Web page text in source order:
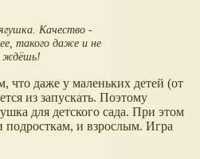
Качество -
такого даже и не
ждёшь!
что даже у маленьких детей (от
из запускать. Поэтому
для детского сада. При этом
подросткам, и взрослым. Игра